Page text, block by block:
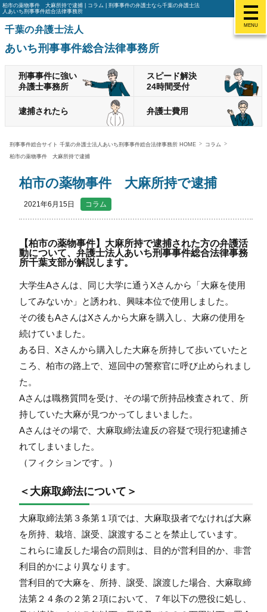
MENU
柏市の薬物事件 大麻所持で逮捕 | コラム | 刑事事件の弁護士なら千葉の弁護士法
人あいち刑事事件総合法律事務所
千葉の弁護士法人
あいち刑事事件総合法律事務所
刑事事件に強い
弁護士事務所
スピード解決
24時間受付
逮捕されたら 弁護士費用
刑事事件総合サイト 千葉の弁護士法人あいち刑事事件総合法律事務所 HOME
コラム
柏市の薬物事件 大麻所持で逮捕
柏市の薬物事件 大麻所持で逮捕
2021年6月15日 コラム
【柏市の薬物事件】大麻所持で逮捕された方の弁護活
動について、弁護士法人あいち刑事事件総合法律事務
所千葉支部が解説します。
大学生Aさんは、同じ大学に通うXさんから「大麻を使用
してみないか」と誘われ、興味本位で使用しました。
その後もAさんはXさんから大麻を購入し、大麻の使用を
続けていました。
ある日、Xさんから購入した大麻を所持して歩いていたと
ころ、柏市の路上で、巡回中の警察官に呼び止められまし
た。
Aさんは職務質問を受け、その場で所持品検査されて、所
持していた大麻が見つかってしまいました。
Aさんはその場で、大麻取締法違反の容疑で現行犯逮捕さ
れてしまいました。
（フィクションです。）
＜大麻取締法について＞
大麻取締法第３条第１項では、大麻取扱者でなければ大麻
を所持、栽培、譲受、譲渡することを禁止しています。
これらに違反した場合の罰則は、目的が営利目的か、非営
利目的かにより異なります。
営利目的で大麻を、所持、譲受、譲渡した場合、大麻取締
法第２４条の２第２項において、７年以下の懲役に処し、